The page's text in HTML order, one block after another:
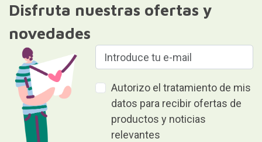
Disfruta nuestras ofertas y
novedades
Autorizo el tratamiento de mis
datos para recibir ofertas de
productos y noticias
relevantes